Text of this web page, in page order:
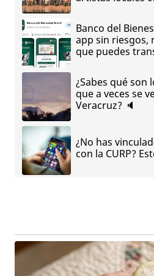
Banco del
app sin riesgos,
que puedes
¿Sabes qué son
que a veces se
Veracruz? 🔈
¿No has
con la CURP?